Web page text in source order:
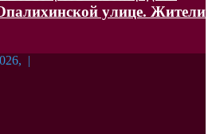
улице. Жители
|